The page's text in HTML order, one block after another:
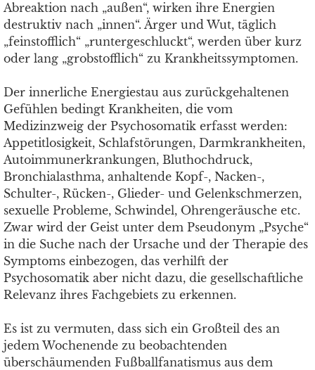
Abreaktion nach „außen“, wirken ihre Energien
destruktiv nach „innen“. Ärger und Wut, täglich
„feinstofflich“ „runtergeschluckt“, werden über kurz
oder lang „grobstofflich“ zu Krankheitssymptomen.
Der innerliche Energiestau aus zurückgehaltenen
Gefühlen bedingt Krankheiten, die vom
Medizinzweig der Psychosomatik erfasst werden:
Appetitlosigkeit, Schlafstörungen, Darmkrankheiten,
Autoimmunerkrankungen, Bluthochdruck,
Bronchialasthma, anhaltende Kopf-, Nacken-,
Schulter-, Rücken-, Glieder- und Gelenkschmerzen,
sexuelle Probleme, Schwindel, Ohrengeräusche etc.
Zwar wird der Geist unter dem Pseudonym „Psyche“
in die Suche nach der Ursache und der Therapie des
Symptoms einbezogen, das verhilft der
Psychosomatik aber nicht dazu, die gesellschaftliche
Relevanz ihres Fachgebiets zu erkennen.
Es ist zu vermuten, dass sich ein Großteil des an
jedem Wochenende zu beobachtenden
überschäumenden Fußballfanatismus aus dem